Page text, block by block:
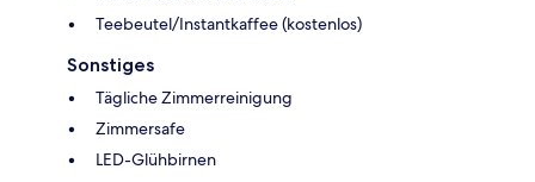
Teebeutel/Instantkaffee (kostenlos)
Sonstiges
Tägliche Zimmerreinigung
Zimmersafe
LED-Glühbirnen